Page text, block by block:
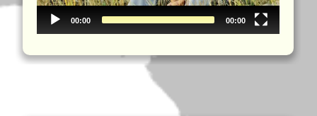
00:00 00:00